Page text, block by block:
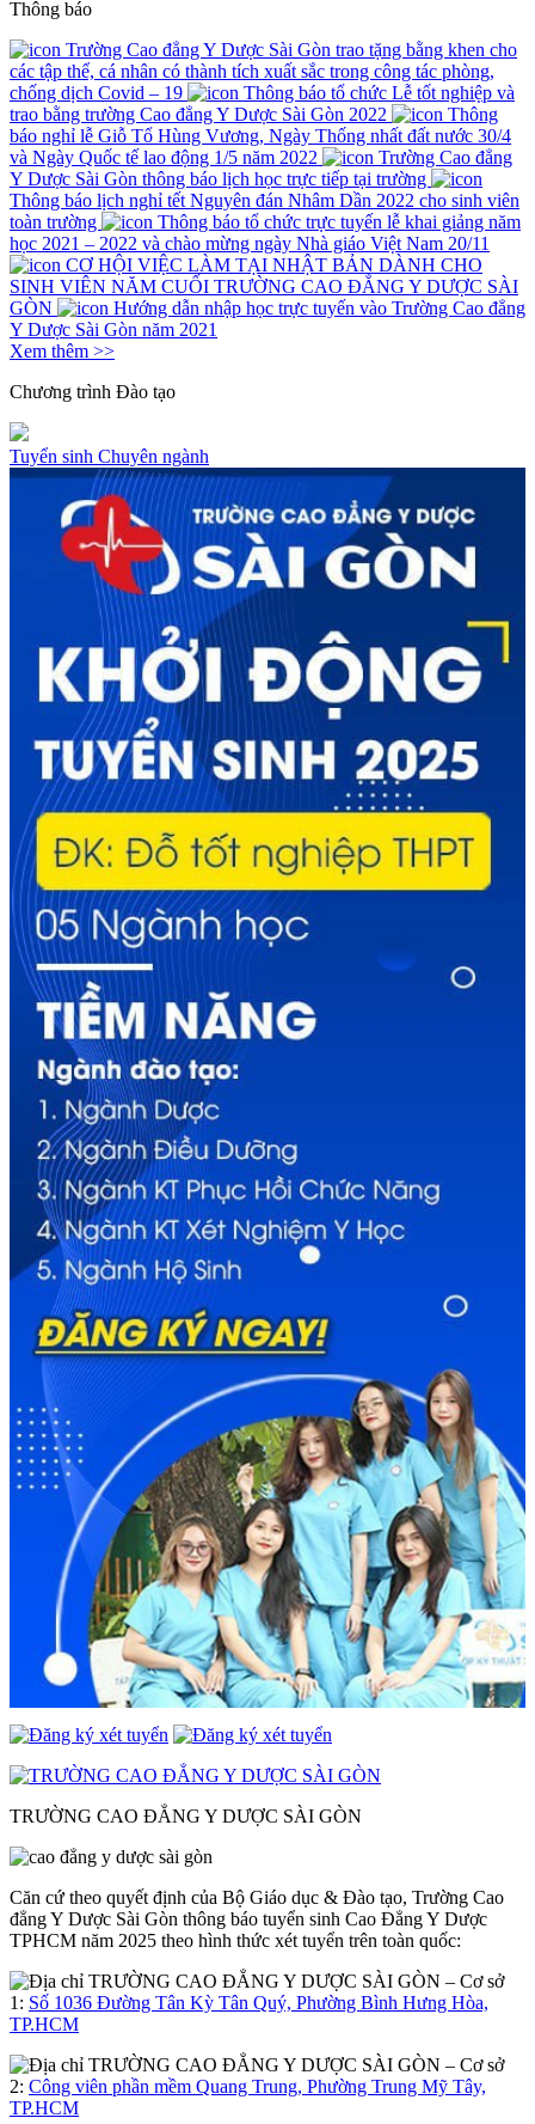
Thông báo
Trường Cao đẳng Y Dược Sài Gòn trao tặng bằng khen cho
các tập thể, cá nhân có thành tích xuất sắc trong công tác phòng,
chống dịch Covid – 19
Thông báo tổ chức Lễ tốt nghiệp và
trao bằng trường Cao đẳng Y Dược Sài Gòn 2022
Thông
báo nghỉ lễ Giỗ Tổ Hùng Vương, Ngày Thống nhất đất nước 30/4
và Ngày Quốc tế lao động 1/5 năm 2022
Trường Cao đẳng
Y Dược Sài Gòn thông báo lịch học trực tiếp tại trường
Thông báo lịch nghỉ tết Nguyên đán Nhâm Dần 2022 cho sinh viên
toàn trường
Thông báo tổ chức trực tuyến lễ khai giảng năm
học 2021 – 2022 và chào mừng ngày Nhà giáo Việt Nam 20/11
CƠ HỘI VIỆC LÀM TẠI NHẬT BẢN DÀNH CHO
SINH VIÊN NĂM CUỐI TRƯỜNG CAO ĐẲNG Y DƯỢC SÀI
GÒN
Hướng dẫn nhập học trực tuyến vào Trường Cao đẳng
Y Dược Sài Gòn năm 2021
Xem thêm >>
Chương trình Đào tạo
Tuyển sinh Chuyên ngành
TRƯỜNG CAO ĐẲNG Y DƯỢC SÀI GÒN
Căn cứ theo quyết định của Bộ Giáo dục & Đào tạo, Trường Cao
đẳng Y Dược Sài Gòn thông báo tuyển sinh Cao Đẳng Y Dược
TPHCM năm 2025 theo hình thức xét tuyển trên toàn quốc:
– Cơ sở
1: Số 1036 Đường Tân Kỳ Tân Quý, Phường Bình Hưng Hòa,
TP.HCM
– Cơ sở
2: Công viên phần mềm Quang Trung, Phường Trung Mỹ Tây,
TP.HCM